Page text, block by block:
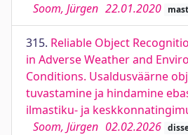
Soom, Jürgen 22.01.2020
315. Reliable Object
in Adverse Weather and
Conditions. Usaldusväärne
tuvastamine ja hindamine
ilmastiku- ja
Soom, Jürgen 02.02.2026